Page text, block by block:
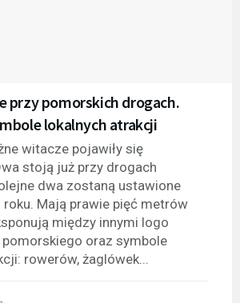
przy pomorskich drogach.
lokalnych atrakcji
witacze pojawiły się
stoją już przy drogach
dwa zostaną ustawione
Mają prawie pięć metrów
między innymi logo
oraz symbole
rowerów, żaglówek...